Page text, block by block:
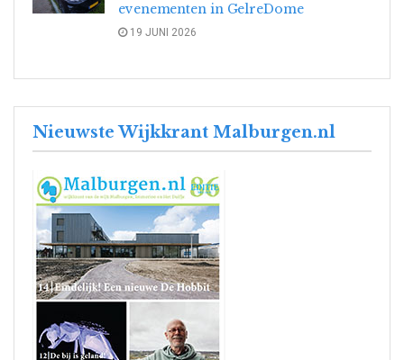
evenementen in GelreDome
19 JUNI 2026
Nieuwste Wijkkrant Malburgen.nl